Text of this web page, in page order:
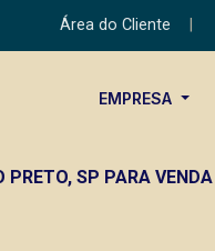
Área do Cliente
EMPRESA
PRETO, SP PARA VENDA